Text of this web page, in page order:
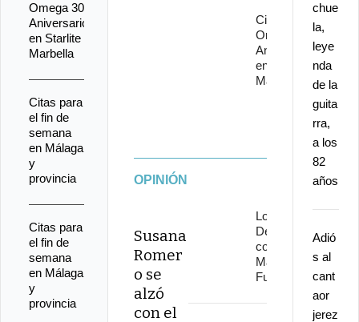
Cita con
Omega 30
Aniversario
en Starlite
Marbella
OPINIÓN
Susana
Romer
o se
alzó
con el
Los
Delinqüentes
conquistan
Marenostrum
Fuengirola
chue
la,
leye
nda
de la
guita
rra,
a los
82
años
Adió
s al
cant
aor
jerez
Omega 30
Aniversario
en Starlite
Marbella
Citas para
el fin de
semana
en Málaga
y
provincia
Citas para
el fin de
semana
en Málaga
y
provincia